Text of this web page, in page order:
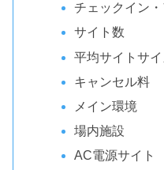
チェックイン・
サイト数
平均サイトサ
キャンセル料
メイン環境
場内施設
AC電源サイト